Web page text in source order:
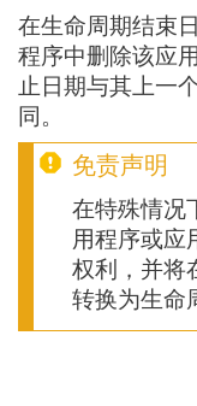
在生命周期结束
程序中删除该应
止日期与其上一
同。
免责声明
在特殊情况
用程序或应
权利，并将
转换为生命